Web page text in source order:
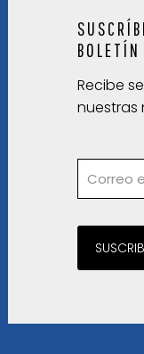
BOLETÍN
Recibe
nuestras